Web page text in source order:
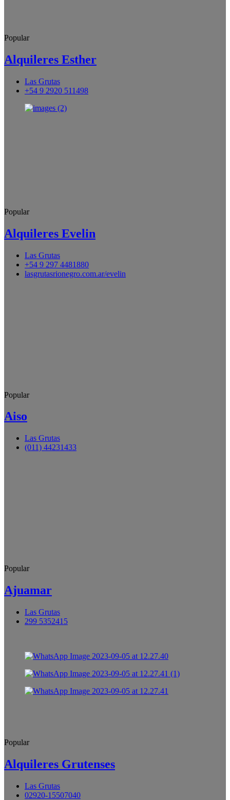
Popular
Alquileres Esther
Las Grutas
+54 9 2920 511498
Popular
Alquileres Evelin
Las Grutas
+54 9 297 4481880
lasgrutasrionegro.com.ar/evelin
Popular
Aiso
Las Grutas
(011) 44231433
Popular
Ajuamar
Las Grutas
299 5352415
Popular
Alquileres Grutenses
Las Grutas
02920-15507040